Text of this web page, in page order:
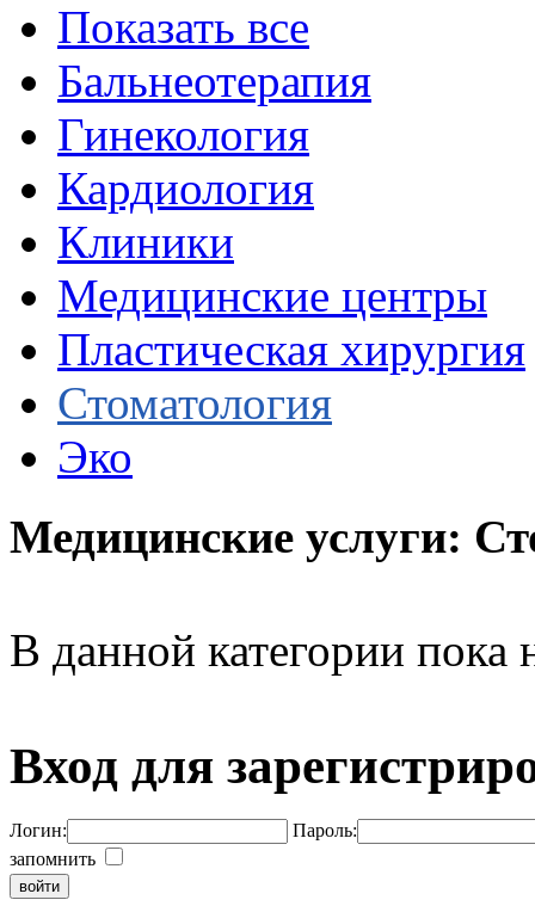
Показать все
Бальнеотерапия
Гинекология
Кардиология
Клиники
Медицинские центры
Пластическая хирургия
Стоматология
Эко
Медицинские услуги:
В данной категории пока
Вход для
Логин:
Пароль:
запомнить